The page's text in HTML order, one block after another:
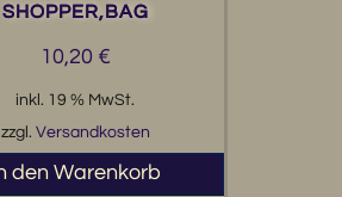
SHOPPER,BAG
10,20 €
inkl. 19 % MwSt.
zzgl. Versandkosten
den Warenkorb